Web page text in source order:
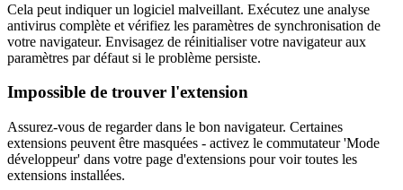
Cela peut indiquer un logiciel malveillant. Exécutez une analyse
antivirus complète et vérifiez les paramètres de synchronisation de
votre navigateur. Envisagez de réinitialiser votre navigateur aux
paramètres par défaut si le problème persiste.
Impossible de trouver l'extension
Assurez-vous de regarder dans le bon navigateur. Certaines
extensions peuvent être masquées - activez le commutateur 'Mode
développeur' dans votre page d'extensions pour voir toutes les
extensions installées.